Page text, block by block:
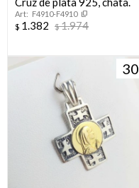
F4910-F4910
$ 1.382 $1.974
30